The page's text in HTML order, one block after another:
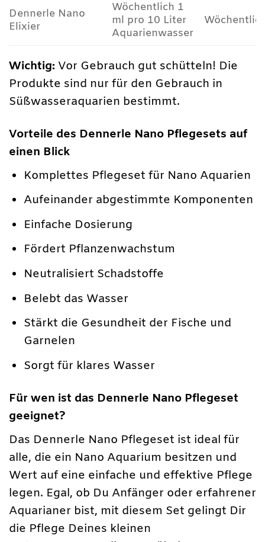
Dennerle Nano
Elixier
Wöchentlich 1
ml pro 10 Liter
Aquarienwasser
Wichtig: Vor Gebrauch gut schütteln! Die
Produkte sind nur für den Gebrauch in
Süßwasseraquarien bestimmt.
Vorteile des Dennerle Nano Pflegesets auf
einen Blick
Komplettes Pflegeset für Nano Aquarien
Aufeinander abgestimmte Komponenten
Einfache Dosierung
Fördert Pflanzenwachstum
Neutralisiert Schadstoffe
Belebt das Wasser
Stärkt die Gesundheit der Fische und
Garnelen
Sorgt für klares Wasser
Für wen ist das Dennerle Nano Pflegeset
geeignet?
Das Dennerle Nano Pflegeset ist ideal für
alle, die ein Nano Aquarium besitzen und
Wert auf eine einfache und effektive Pflege
legen. Egal, ob Du Anfänger oder erfahrener
Aquarianer bist, mit diesem Set gelingt Dir
die Pflege Deines kleinen